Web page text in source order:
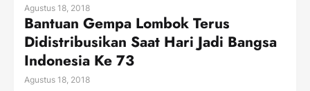
Agustus 18, 2018
Bantuan Gempa Lombok Terus
Didistribusikan Saat Hari Jadi Bangsa
Indonesia Ke 73
Agustus 18, 2018